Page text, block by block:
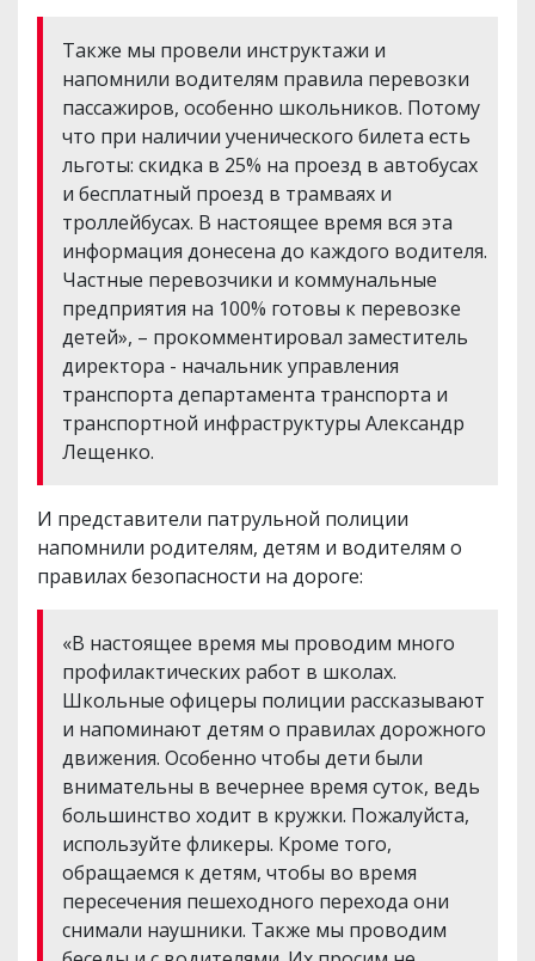
Также мы провели инструктажи и
напомнили водителям правила перевозки
пассажиров, особенно школьников. Потому
что при наличии ученического билета есть
льготы: скидка в 25% на проезд в автобусах
и бесплатный проезд в трамваях и
троллейбусах. В настоящее время вся эта
информация донесена до каждого водителя.
Частные перевозчики и коммунальные
предприятия на 100% готовы к перевозке
детей», – прокомментировал заместитель
директора - начальник управления
транспорта департамента транспорта и
транспортной инфраструктуры Александр
Лещенко.
И представители патрульной полиции
напомнили родителям, детям и водителям о
правилах безопасности на дороге:
«В настоящее время мы проводим много
профилактических работ в школах.
Школьные офицеры полиции рассказывают
и напоминают детям о правилах дорожного
движения. Особенно чтобы дети были
внимательны в вечернее время суток, ведь
большинство ходит в кружки. Пожалуйста,
используйте фликеры. Кроме того,
обращаемся к детям, чтобы во время
пересечения пешеходного перехода они
снимали наушники. Также мы проводим